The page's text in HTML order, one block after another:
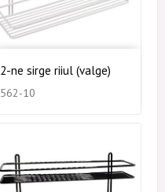
2-ne sirge riiul (valge)
562-10